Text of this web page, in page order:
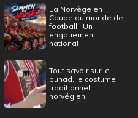
La Norvège en
Coupe du monde de
football | Un
engouement
national
Tout savoir sur le
bunad, le costume
traditionnel
norvégien !